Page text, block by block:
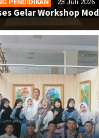
PENDIDIKAN 23 Juli 2026
Gelar Workshop